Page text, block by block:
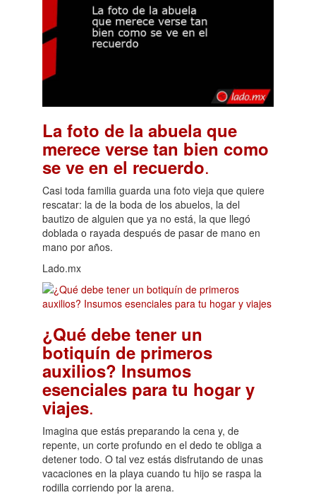
La foto de la abuela que
merece verse tan bien como
se ve en el recuerdo.
Casi toda familia guarda una foto vieja que quiere
rescatar: la de la boda de los abuelos, la del
bautizo de alguien que ya no está, la que llegó
doblada o rayada después de pasar de mano en
mano por años.
Lado.mx
¿Qué debe tener un
botiquín de primeros
auxilios? Insumos
esenciales para tu hogar y
viajes.
Imagina que estás preparando la cena y, de
repente, un corte profundo en el dedo te obliga a
detener todo. O tal vez estás disfrutando de unas
vacaciones en la playa cuando tu hijo se raspa la
rodilla corriendo por la arena.